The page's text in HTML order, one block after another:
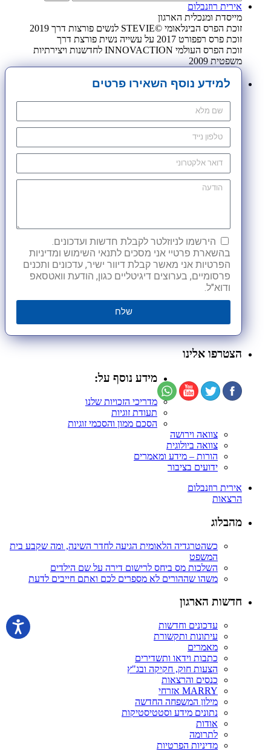
אירית רוזנבלום
מייסדת ומנכלית הארגון
זוכת הפרס הבינלאומי ©STEVIE לנשים פורצות דרך 2019
זוכת פרס רפפורט 2017 על עשייה נשית פורצת דרך
זוכת הפרס העולמי INNOVACTION לחדשנות ויצירתיות
משפטית 2009
למידע נוסף השאירו פרטים
הירשמו לניוזלטר לקבלת חדשות ועדכונים.
בהשארת פרטיי אני מסכים לתנאי השימוש ומדיניות
הפרטיות אני מאשר קבלת דיוור ישיר, עדכונים ותכנים
פרסומיים, בערוצים דיגיטליים כגון, הודעת וואטסאפ
ודוא"ל.
שלח
הצטרפו אלינו
מידע נוסף על:
מדריכי הזכויות שלנו
תעודת זוגיות
הסכם ממון והסכמי זוגיות
צוואה וירושה
צוואה ביולוגית
הורות – מידע ומאמרים
ידועים בציבור
אירית רוזנבלום
הרצאות
מהבלוג
כשהטרגדיה הלאומית הגיעה לחדר השינה, ומה שקבע בית
המשפט
השלכות מס ביחס לרישום דירה על שם הילדים
משהו שההורים לא מספרים לכם ואתם חייבים לדעת
חדשות הארגון
עדכונים וחדשות
עיתונות ותקשורת
מאמרים
כתבות וידאו ותשדירים
הצעות חוק, חקיקה ובג"ץ
כנסים והרצאות
MARRY אזרחי
מילון המשפחה החדשה
נתונים מידע וסטטיסטיקות
אודות
לתרומה
מדיניות הפרטיות